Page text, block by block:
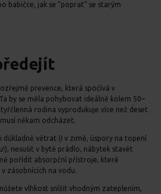
babičce, jak se "poprat" se starým
prevence, která spočívá v
by se měla pohybovat ideálně kolem 50–
rodina vyprodukuje více než deset
někam odcházet.
větrat (I v zimě, úspory na topení
nesušit v bytě prádlo, nábytek stavět
pořídit absorpční přístroje, které
zásobnících na vodu.
vlhkost snížit vhodným zateplením,